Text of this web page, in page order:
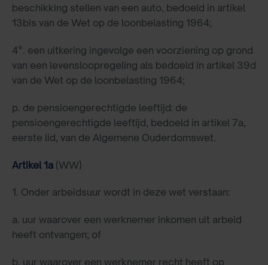
beschikking stellen van een auto, bedoeld in artikel
13bis van de Wet op de loonbelasting 1964;
4°. een uitkering ingevolge een voorziening op grond
van een levensloopregeling als bedoeld in artikel 39d
van de Wet op de loonbelasting 1964;
p. de pensioengerechtigde leeftijd: de
pensioengerechtigde leeftijd, bedoeld in artikel 7a,
eerste lid, van de Algemene Ouderdomswet.
Artikel 1a (WW)
1. Onder arbeidsuur wordt in deze wet verstaan:
a. uur waarover een werknemer inkomen uit arbeid
heeft ontvangen; of
b. uur waarover een werknemer recht heeft op